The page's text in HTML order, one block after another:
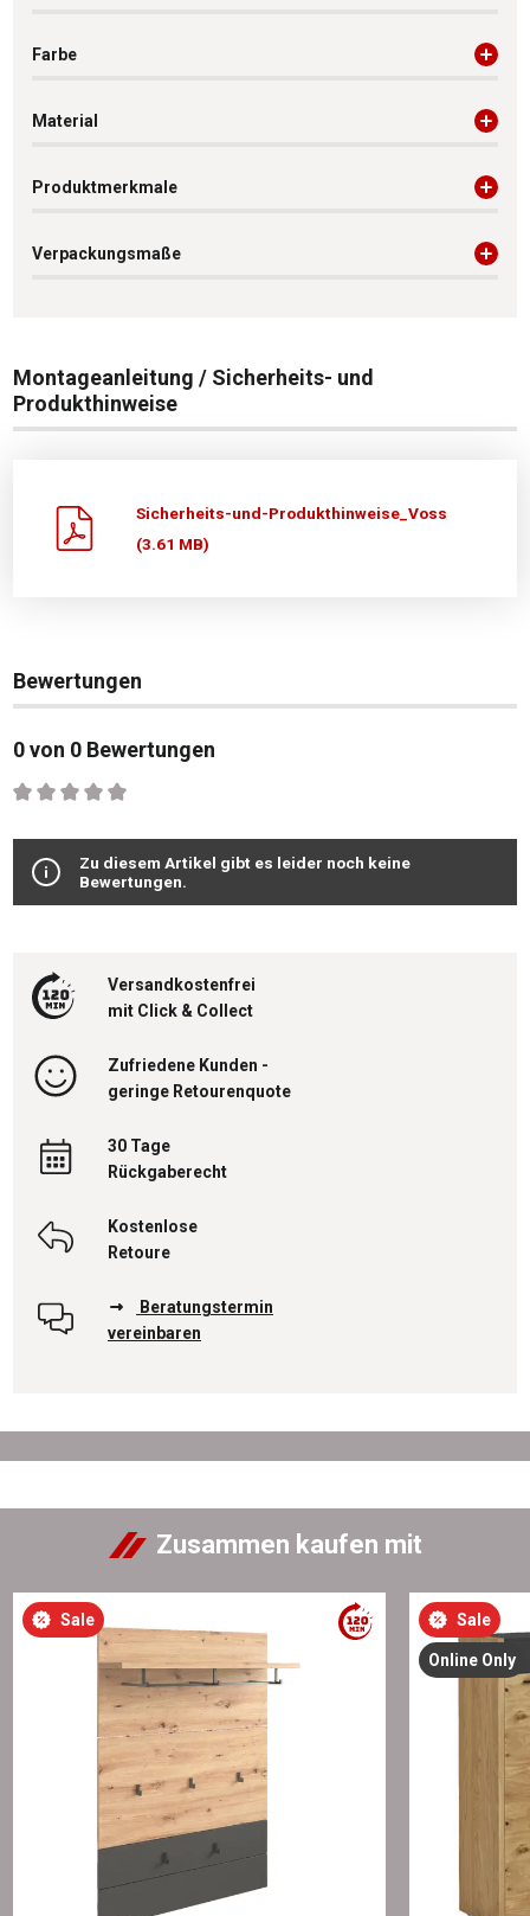
Farbe
Material
Produktmerkmale
Verpackungsmaße
Montageanleitung / Sicherheits- und
Produkthinweise
Sicherheits-und-Produkthinweise_Voss
(3.61 MB)
Bewertungen
0 von 0 Bewertungen
Durchschnittliche Bewertung von 0 von 5 Sternen
Zu diesem Artikel gibt es leider noch keine
Bewertungen.
Versandkostenfrei
mit Click & Collect
Zufriedene Kunden -
geringe Retourenquote
30 Tage
Rückgaberecht
Kostenlose
Retoure
Beratungstermin
vereinbaren
Zusammen kaufen mit
Sale Sale
Online Only